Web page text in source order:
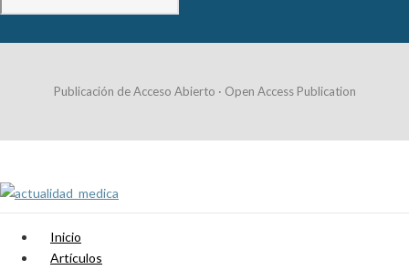
Publicación de Acceso Abierto · Open Access Publication
Inicio
Artículos